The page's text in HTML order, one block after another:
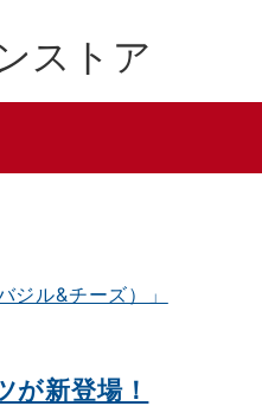
ストア
新登場！